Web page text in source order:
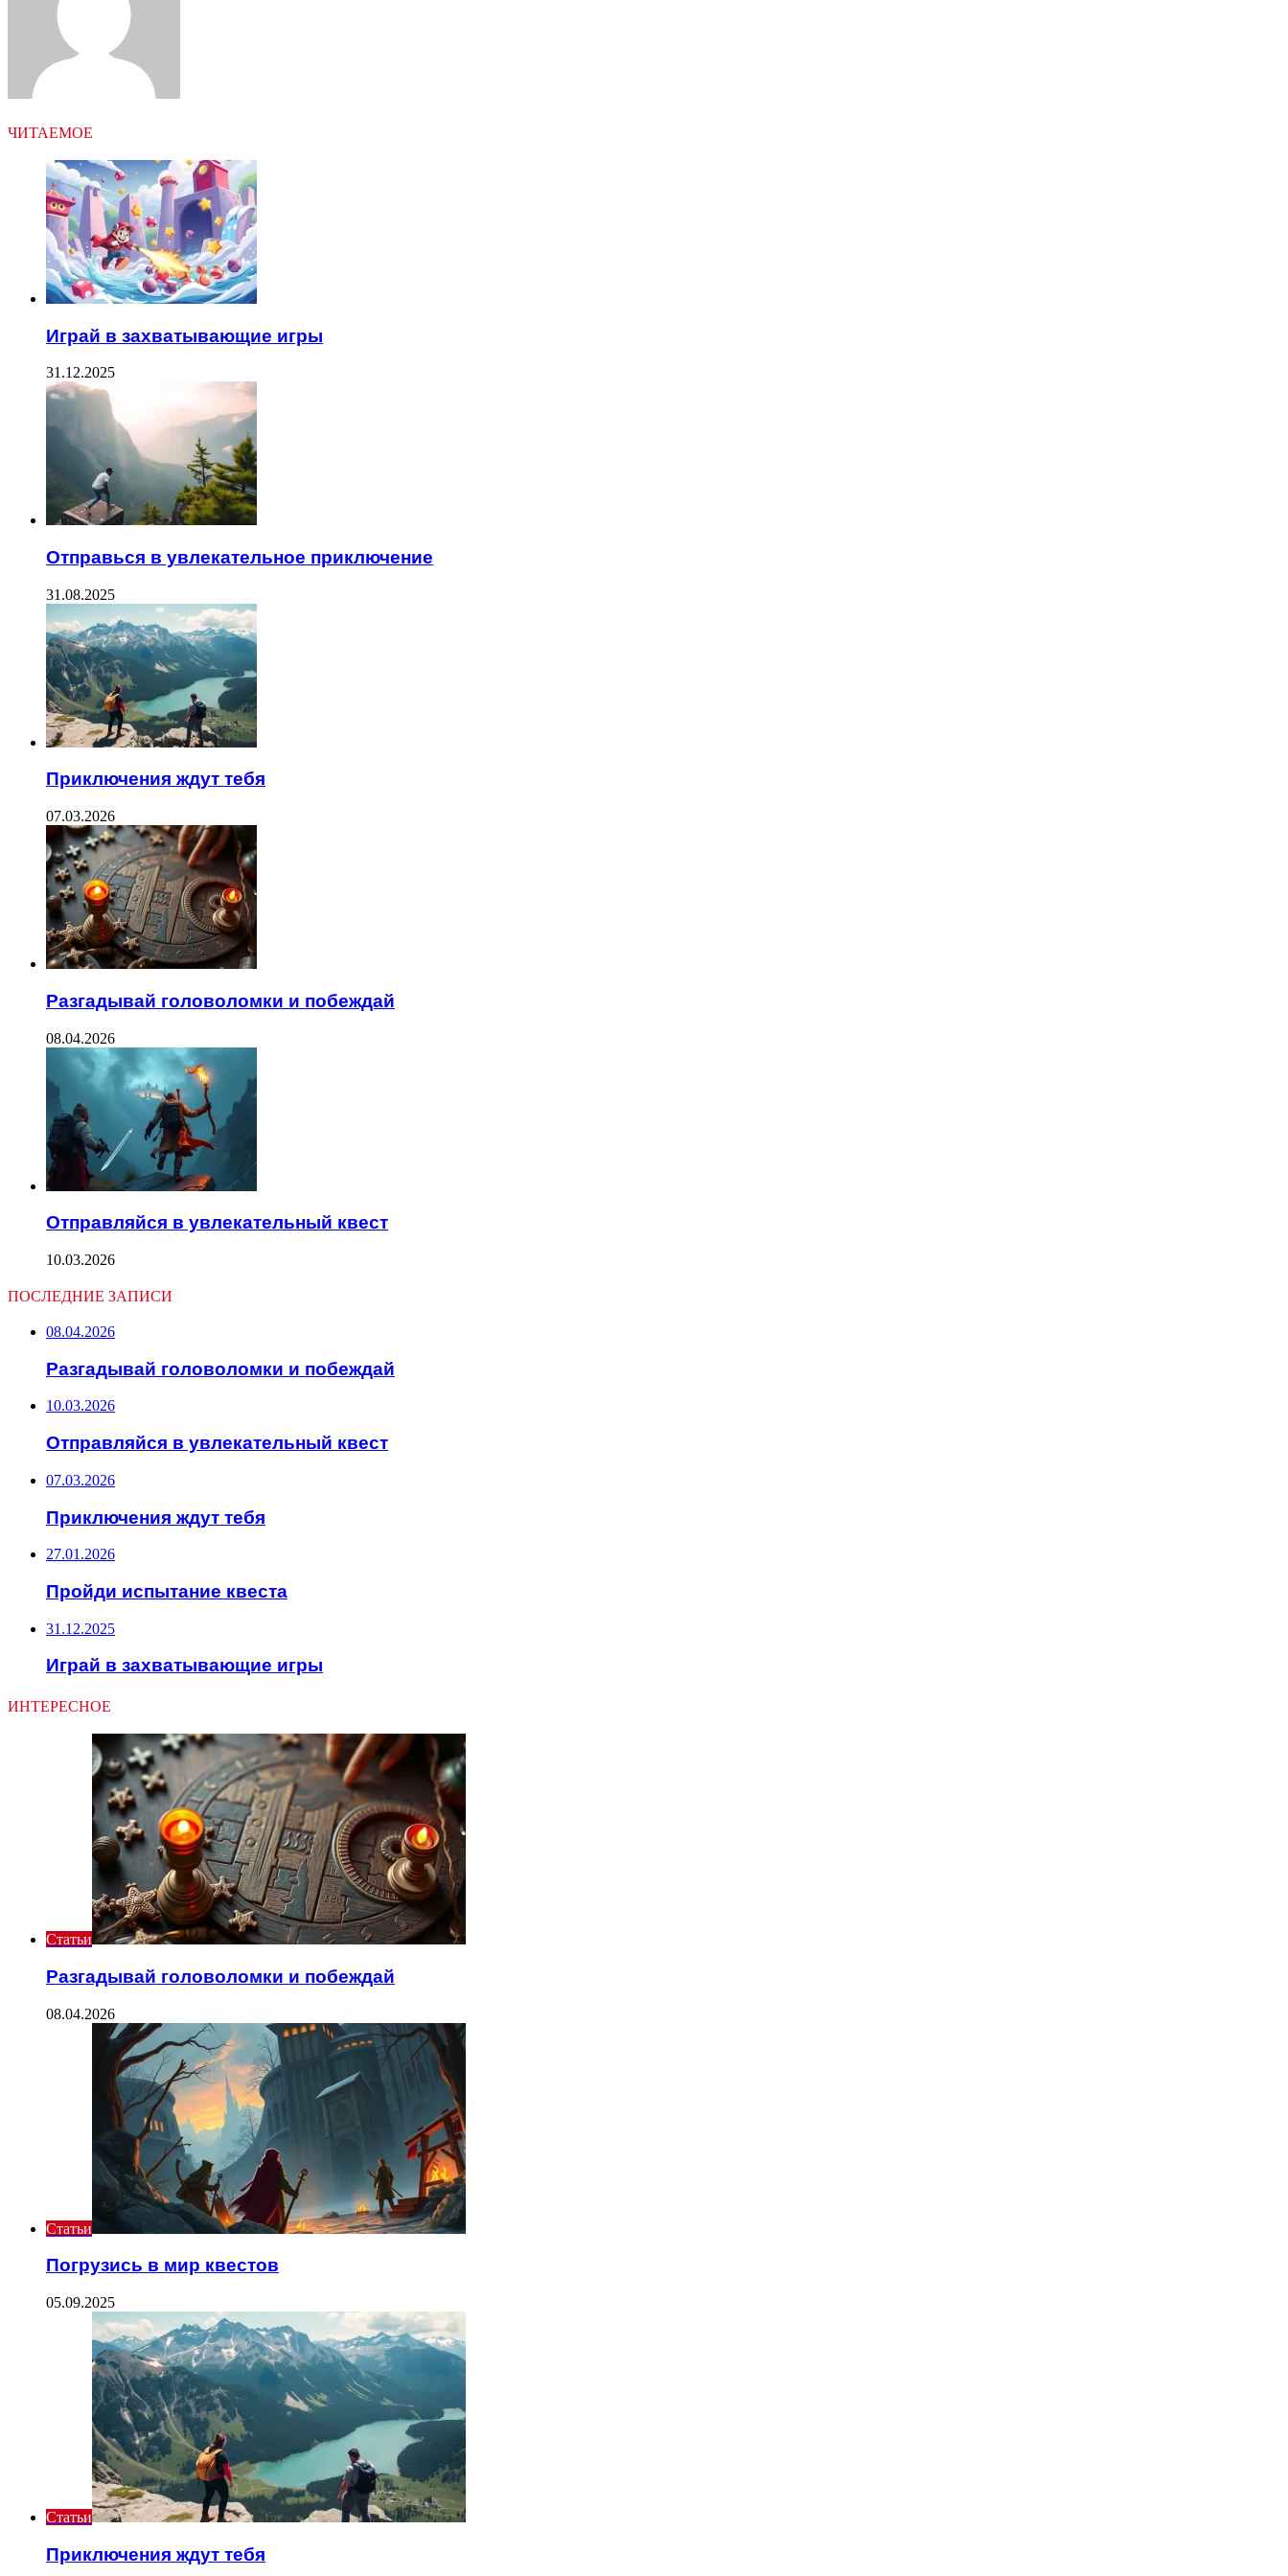
ЧИТАЕМОЕ
Играй в захватывающие игры
31.12.2025
Отправься в увлекательное приключение
31.08.2025
Приключения ждут тебя
07.03.2026
Разгадывай головоломки и побеждай
08.04.2026
Отправляйся в увлекательный квест
10.03.2026
ПОСЛЕДНИЕ ЗАПИСИ
08.04.2026
Разгадывай головоломки и побеждай
10.03.2026
Отправляйся в увлекательный квест
07.03.2026
Приключения ждут тебя
27.01.2026
Пройди испытание квеста
31.12.2025
Играй в захватывающие игры
ИНТЕРЕСНОЕ
Статьи
Разгадывай головоломки и побеждай
08.04.2026
Статьи
Погрузись в мир квестов
05.09.2025
Статьи
Приключения ждут тебя